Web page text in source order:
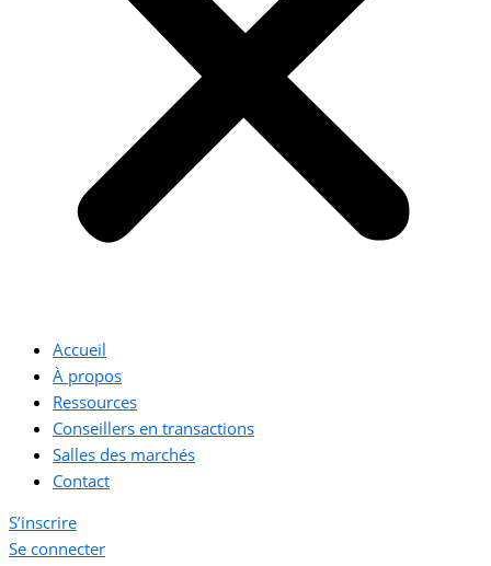
Accueil
À propos
Ressources
Conseillers en transactions
Salles des marchés
Contact
S’inscrire
Se connecter